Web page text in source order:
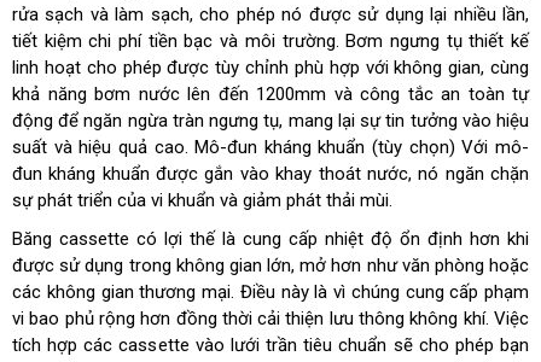
rửa sạch và làm sạch, cho phép nó được sử dụng lại nhiều lần,
tiết kiệm chi phí tiền bạc và môi trường. Bơm ngưng tụ thiết kế
linh hoạt cho phép được tùy chỉnh phù hợp với không gian, cùng
khả năng bơm nước lên đến 1200mm và công tắc an toàn tự
động để ngăn ngừa tràn ngưng tụ, mang lại sự tin tưởng vào hiệu
suất và hiệu quả cao. Mô-đun kháng khuẩn (tùy chọn) Với mô-
đun kháng khuẩn được gắn vào khay thoát nước, nó ngăn chặn
sự phát triển của vi khuẩn và giảm phát thải mùi.
Băng cassette có lợi thế là cung cấp nhiệt độ ổn định hơn khi
được sử dụng trong không gian lớn, mở hơn như văn phòng hoặc
các không gian thương mại. Điều này là vì chúng cung cấp phạm
vi bao phủ rộng hơn đồng thời cải thiện lưu thông không khí. Việc
tích hợp các cassette vào lưới trần tiêu chuẩn sẽ cho phép bạn